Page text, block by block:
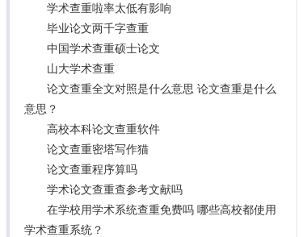
学术查重啦率太低有影响
毕业论文两千字查重
中国学术查重硕士论文
山大学术查重
论文查重全文对照是什么意思 论文查重是什么
意思？
高校本科论文查重软件
论文查重密塔写作猫
论文查重程序算吗
学术论文查重查参考文献吗
在学校用学术系统查重免费吗 哪些高校都使用
学术查重系统？